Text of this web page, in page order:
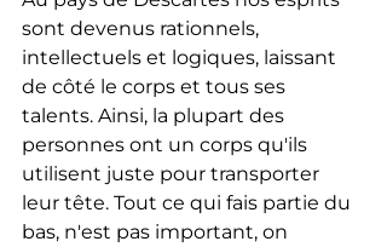
sont devenus rationnels,
intellectuels et logiques, laissant
de côté le corps et tous ses
talents. Ainsi, la plupart des
personnes ont un corps qu'ils
utilisent juste pour transporter
leur tête. Tout ce qui fais partie du
bas, n'est pas important, on